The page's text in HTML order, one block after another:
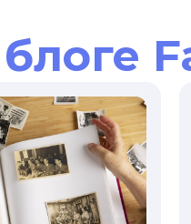
блоге